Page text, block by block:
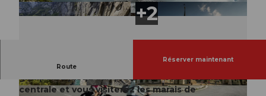
© Switzerland Tourism/Jan Geerk
Route
Réserver maintenant
Partant du lac des Quatre-Cantons, vous
grimperez jusqu’aux plus hauts cols de Suisse
centrale et vous visiterez les marais de